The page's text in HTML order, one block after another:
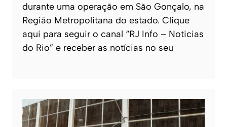
durante uma operação em São Gonçalo, na
Região Metropolitana do estado. Clique
aqui para seguir o canal “RJ Info – Noticias
do Rio” e receber as notícias no seu